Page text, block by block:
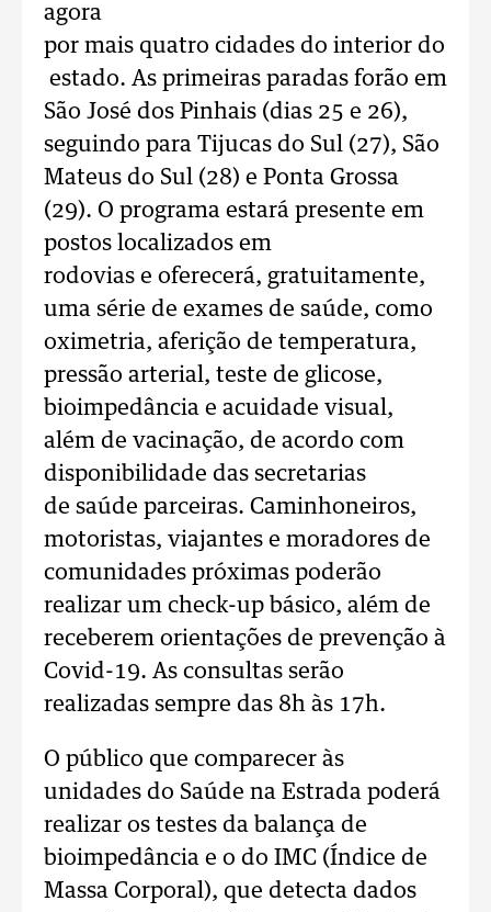
agora
por mais quatro cidades do interior do
estado. As primeiras paradas forão em
São José dos Pinhais (dias 25 e 26),
seguindo para Tijucas do Sul (27), São
Mateus do Sul (28) e Ponta Grossa
(29). O programa estará presente em
postos localizados em
rodovias e oferecerá, gratuitamente,
uma série de exames de saúde, como
oximetria, aferição de temperatura,
pressão arterial, teste de glicose,
bioimpedância e acuidade visual,
além de vacinação, de acordo com
disponibilidade das secretarias
de saúde parceiras. Caminhoneiros,
motoristas, viajantes e moradores de
comunidades próximas poderão
realizar um check-up básico, além de
receberem orientações de prevenção à
Covid-19. As consultas serão
realizadas sempre das 8h às 17h.
O público que comparecer às
unidades do Saúde na Estrada poderá
realizar os testes da balança de
bioimpedância e o do IMC (Índice de
Massa Corporal), que detecta dados